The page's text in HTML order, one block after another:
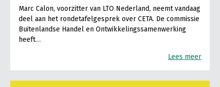
Marc Calon, voorzitter van LTO Nederland, neemt vandaag
deel aan het rondetafelgesprek over CETA. De commissie
Buitenlandse Handel en Ontwikkelingssamenwerking
heeft…
Lees meer